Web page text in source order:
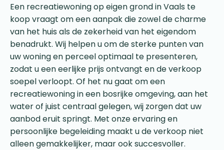
Een recreatiewoning op eigen grond in Vaals te
koop vraagt om een aanpak die zowel de charme
van het huis als de zekerheid van het eigendom
benadrukt. Wij helpen u om de sterke punten van
uw woning en perceel optimaal te presenteren,
zodat u een eerlijke prijs ontvangt en de verkoop
soepel verloopt. Of het nu gaat om een
recreatiewoning in een bosrijke omgeving, aan het
water of juist centraal gelegen, wij zorgen dat uw
aanbod eruit springt. Met onze ervaring en
persoonlijke begeleiding maakt u de verkoop niet
alleen gemakkelijker, maar ook succesvoller.